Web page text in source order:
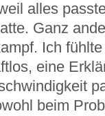
alles
Ganz
Ich
eine
beim